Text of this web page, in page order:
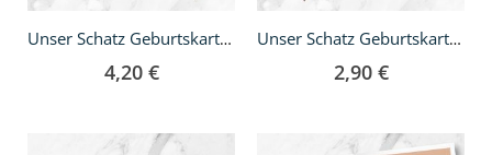
Unser Schatz Geburtskarte - DIN lang Fächer
4,20 €
Unser Schatz Geburtskarte - DIN lang Klappkarte
2,90 €